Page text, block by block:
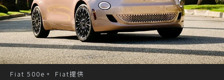
Fiat 500e。 Fiat提供